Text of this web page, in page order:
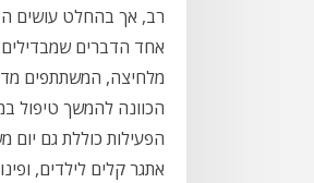
רב, אך בהחלט עושים
אחד הדברים
מלחיצה, המשתתפים
הכוונה להמשך טיפול
הפעילות כוללת גם יום
אתגר קלים לילדים,